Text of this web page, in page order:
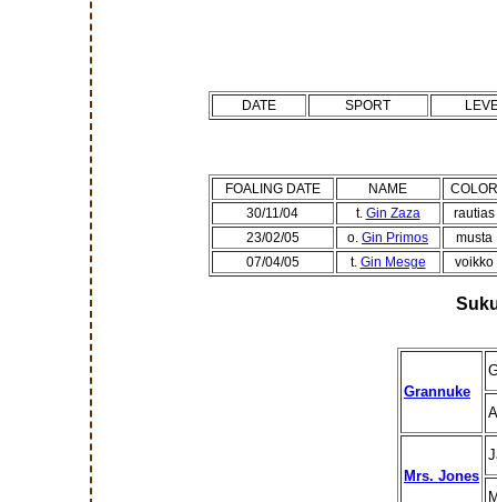
DATE SPORT
FOALING DATE NAME
COLOR
30/11/04
t. Gin Zaza
rautias
23/02/05
o. Gin Primos
musta
07/04/05
t. Gin Mesge voikko
Grannuke
Mrs. Jones